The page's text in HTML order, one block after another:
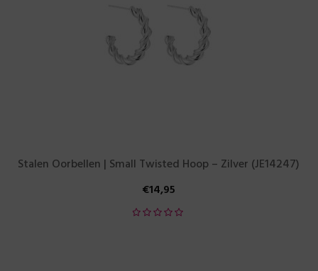
Stalen Oorbellen | Small Twisted Hoop – Zilver (JE14247)
€14,95